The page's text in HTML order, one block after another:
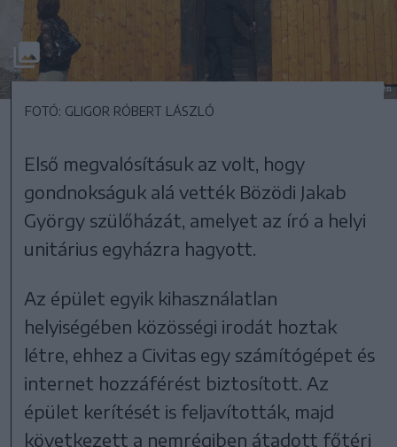
FOTÓ: GLIGOR RÓBERT LÁSZLÓ
Első megvalósításuk az volt, hogy
gondnokságuk alá vették Bözödi Jakab
György szülőházát, amelyet az író a helyi
unitárius egyházra hagyott.
Az épület egyik kihasználatlan
helyiségében közösségi irodát hoztak
létre, ehhez a Civitas egy számítógépet és
internet hozzáférést biztosított. Az
épület kerítését is feljavították, majd
következett a nemrégiben átadott főtéri